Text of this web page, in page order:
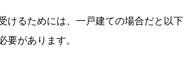
けるためには、一戸建ての場合だと以下
要があります。